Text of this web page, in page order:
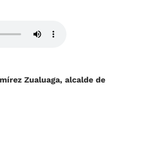
Zualuaga, alcalde de